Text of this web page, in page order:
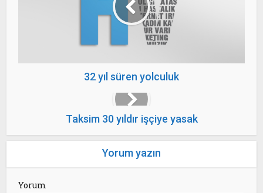
32 yıl süren yolculuk
Taksim 30 yıldır işçiye yasak
Yorum yazın
Yorum